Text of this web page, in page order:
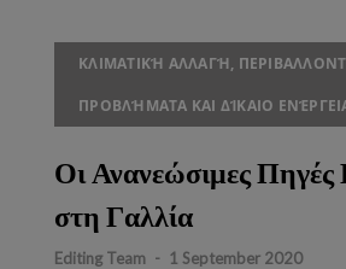
ΚΛΙΜΑΤΙΚΉ ΑΛΛΑΓΉ,
ΠΡΟΒΛΉΜΑΤΑ ΚΑΙ ΔΊΚΑΙΟ
Οι Ανανεώσιμες Πηγές
στη Γαλλία
Editing Team - 1 September 2020